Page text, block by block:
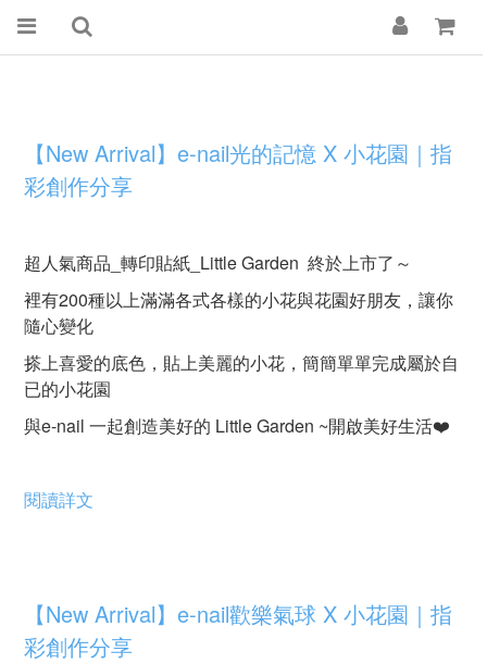
【New Arrival】e-nail光的記憶 X 小花園｜指
彩創作分享
超人氣商品_轉印貼紙_Little Garden 終於上市了～
裡有200種以上滿滿各式各樣的小花與花園好朋友，讓你
隨心變化
搽上喜愛的底色，貼上美麗的小花，簡簡單單完成屬於自
已的小花園
與e-nail 一起創造美好的 Little Garden ~開啟美好生活❤️
閱讀詳文
【New Arrival】e-nail歡樂氣球 X 小花園｜指
彩創作分享